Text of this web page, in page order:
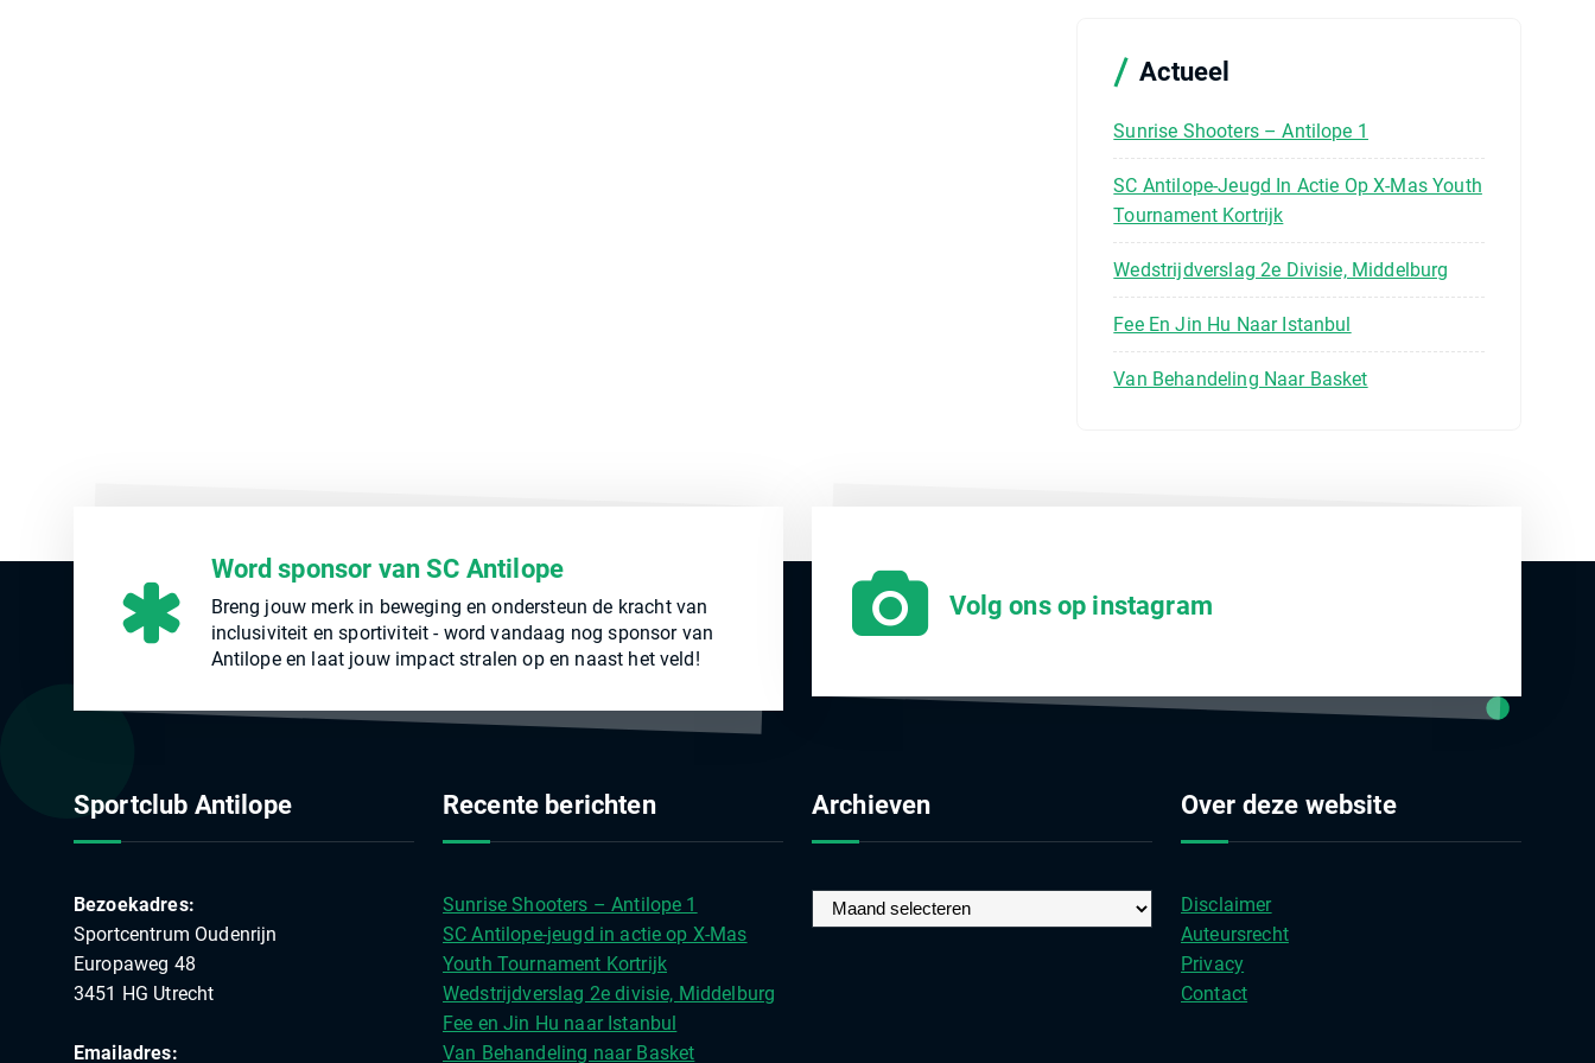
a
r
:
Actueel
Sunrise Shooters – Antilope 1
SC Antilope-Jeugd In Actie Op X-Mas Youth
Tournament Kortrijk
Wedstrijdverslag 2e Divisie, Middelburg
Fee En Jin Hu Naar Istanbul
Van Behandeling Naar Basket
Word sponsor van SC Antilope
Breng jouw merk in beweging en ondersteun de kracht van
inclusiviteit en sportiviteit - word vandaag nog sponsor van
Antilope en laat jouw impact stralen op en naast het veld!
Volg ons op instagram
Sportclub Antilope
Bezoekadres:
Sportcentrum Oudenrijn
Europaweg 48
3451 HG Utrecht
Emailadres:
Recente berichten
Sunrise Shooters – Antilope 1
SC Antilope-jeugd in actie op X-Mas
Youth Tournament Kortrijk
Wedstrijdverslag 2e divisie, Middelburg
Fee en Jin Hu naar Istanbul
Van Behandeling naar Basket
Archieven
r
Over deze website
Disclaimer
Auteursrecht
Privacy
Contact